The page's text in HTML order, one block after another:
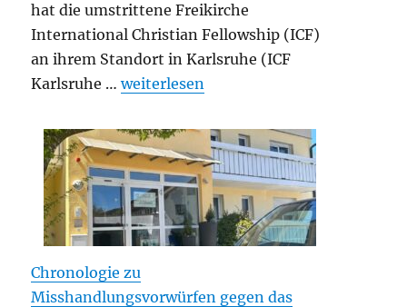
hat die umstrittene Freikirche
International Christian Fellowship (ICF)
an ihrem Standort in Karlsruhe (ICF
Karlsruhe …„Anerkennung der umstrittenen
weiterlesen
Chronologie zu
Misshandlungsvorwürfen gegen das